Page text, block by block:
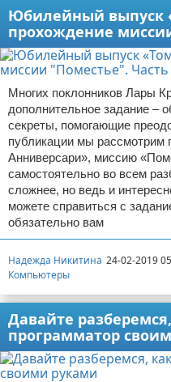
Юбилейный выпуск
прохождение
Многих поклонников Лары
дополнительное задание –
секреты, помогающие
публикации мы рассмотрим
Анниверсари», миссию
самостоятельно во всем
сложнее, но ведь и
можете справиться с
обязательно вам
Надежда Никитина 24-02-2019
Компьютеры
Давайте
программатор